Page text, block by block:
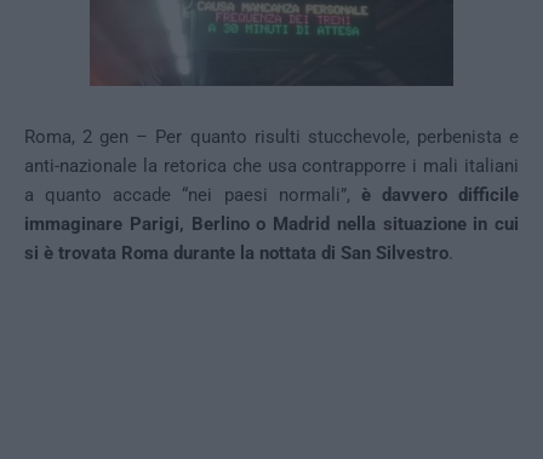
Roma, 2 gen – Per quanto risulti stucchevole, perbenista e
anti-nazionale la retorica che usa contrapporre i mali italiani
a quanto accade “nei paesi normali”, è davvero difficile
immaginare Parigi, Berlino o Madrid nella situazione in cui
si è trovata Roma durante la nottata di San Silvestro.